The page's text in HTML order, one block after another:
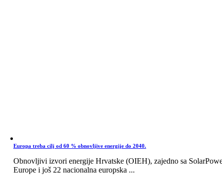
Europa treba cilj od 60 % obnovljive energije do 2040.
Obnovljivi izvori energije Hrvatske (OIEH), zajedno sa
Europe i još 22 nacionalna europska ...